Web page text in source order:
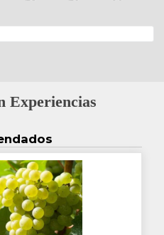
Experiencias